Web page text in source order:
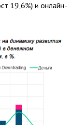
19,6%) и онлайн-